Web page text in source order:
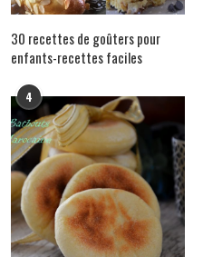
30 recettes de goûters pour
enfants-recettes faciles
4